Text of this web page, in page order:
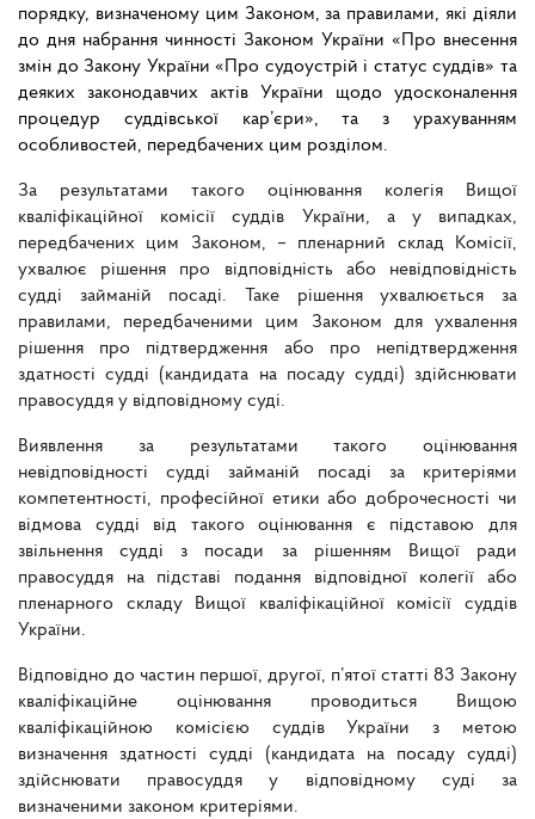
порядку, визначеному цим Законом, за правилами, які діяли
до дня набрання чинності Законом України «Про внесення
змін до Закону України «Про судоустрій і статус суддів» та
деяких законодавчих актів України щодо удосконалення
процедур суддівської кар’єри», та з урахуванням
особливостей, передбачених цим розділом.
За результатами такого оцінювання колегія Вищої
кваліфікаційної комісії суддів України, а у випадках,
передбачених цим Законом, – пленарний склад Комісії,
ухвалює рішення про відповідність або невідповідність
судді займаній посаді. Таке рішення ухвалюється за
правилами, передбаченими цим Законом для ухвалення
рішення про підтвердження або про непідтвердження
здатності судді (кандидата на посаду судді) здійснювати
правосуддя у відповідному суді.
Виявлення за результатами такого оцінювання
невідповідності судді займаній посаді за критеріями
компетентності, професійної етики або доброчесності чи
відмова судді від такого оцінювання є підставою для
звільнення судді з посади за рішенням Вищої ради
правосуддя на підставі подання відповідної колегії або
пленарного складу Вищої кваліфікаційної комісії суддів
України.
Відповідно до частин першої, другої, п’ятої статті 83 Закону
кваліфікаційне оцінювання проводиться Вищою
кваліфікаційною комісією суддів України з метою
визначення здатності судді (кандидата на посаду судді)
здійснювати правосуддя у відповідному суді за
визначеними законом критеріями.